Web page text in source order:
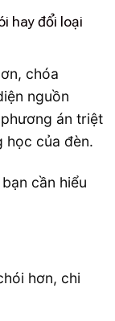
hay đổi loại
chóa
nguồn
án triệt
học của đèn.
cần hiểu
hơn, chi